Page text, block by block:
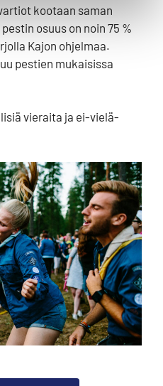
kootaan saman
osuus on noin 75 %
Kajon ohjelmaa.
pestien mukaisissa
vieraita ja ei-vielä-